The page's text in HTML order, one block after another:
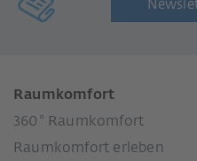
Raumkomfort
360° Raumkomfort
Raumkomfort erleben